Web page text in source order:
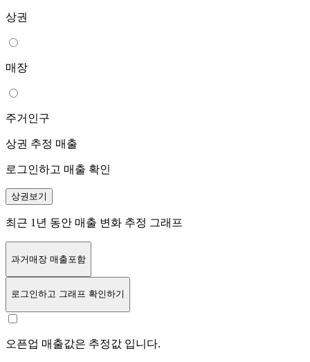
상권
매장
주거인구
상권 추정 매출
로그인하고 매출 확인
상권보기
최근 1년 동안 매출 변화 추정 그래프
과거매장 매출포함
로그인하고 그래프 확인하기
오픈업 매출값은 추정값 입니다.